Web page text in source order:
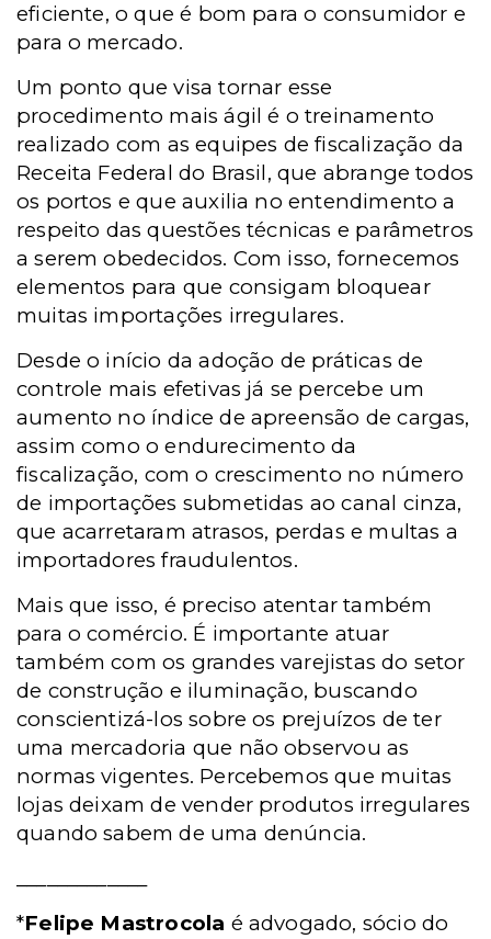
eficiente, o que é bom para o consumidor e
para o mercado.
Um ponto que visa tornar esse
procedimento mais ágil é o treinamento
realizado com as equipes de fiscalização da
Receita Federal do Brasil, que abrange todos
os portos e que auxilia no entendimento a
respeito das questões técnicas e parâmetros
a serem obedecidos. Com isso, fornecemos
elementos para que consigam bloquear
muitas importações irregulares.
Desde o início da adoção de práticas de
controle mais efetivas já se percebe um
aumento no índice de apreensão de cargas,
assim como o endurecimento da
fiscalização, com o crescimento no número
de importações submetidas ao canal cinza,
que acarretaram atrasos, perdas e multas a
importadores fraudulentos.
Mais que isso, é preciso atentar também
para o comércio. É importante atuar
também com os grandes varejistas do setor
de construção e iluminação, buscando
conscientizá-los sobre os prejuízos de ter
uma mercadoria que não observou as
normas vigentes. Percebemos que muitas
lojas deixam de vender produtos irregulares
quando sabem de uma denúncia.
*Felipe Mastrocola é advogado, sócio do